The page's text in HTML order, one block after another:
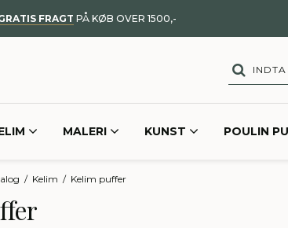
FRAGT PÅ KØB OVER 1500,-
MALERI KUNST POULIN
/ Kelim / Kelim puffer